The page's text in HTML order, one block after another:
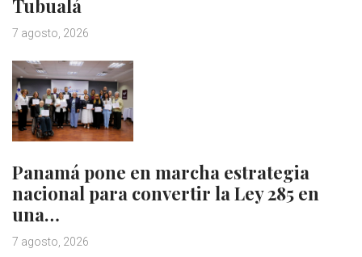
Tubualá
7 agosto, 2026
Panamá pone en marcha estrategia
nacional para convertir la Ley 285 en
una…
7 agosto, 2026